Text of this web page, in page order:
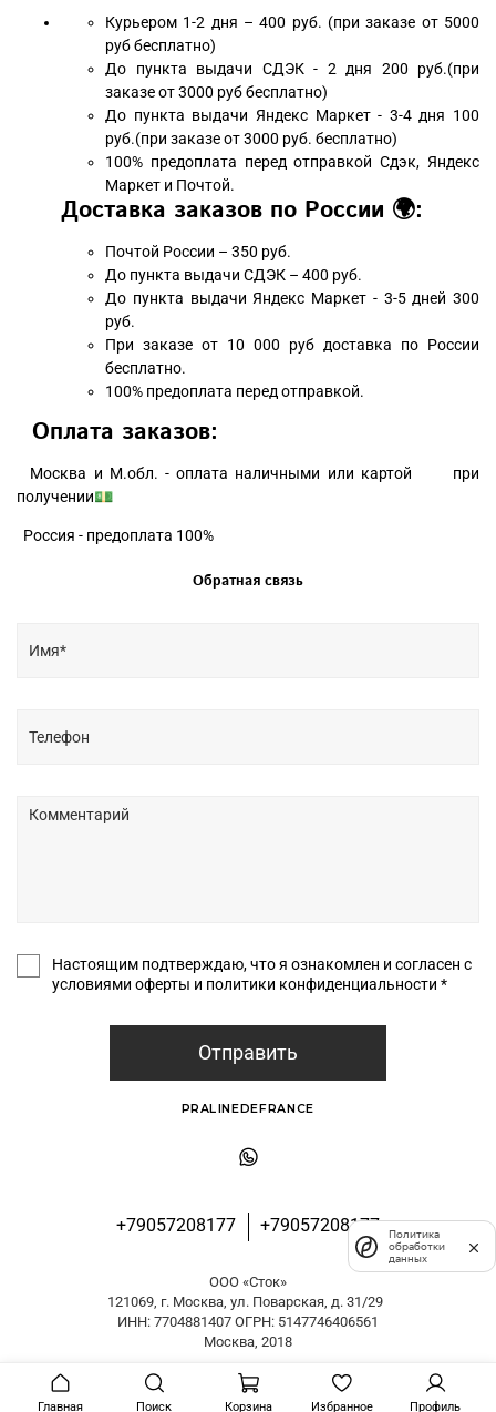
Курьером 1-2 дня – 400 руб. (при заказе от 5000
руб бесплатно)
До пункта выдачи СДЭК - 2 дня 200 руб.(при
заказе от 3000 руб бесплатно)
До пункта выдачи Яндекс Маркет - 3-4 дня 100
руб.(при заказе от 3000 руб. бесплатно)
100% предоплата перед отправкой Сдэк, Яндекс
Маркет и Почтой.
Доставка заказов по России 🌍:
Почтой России – 350 руб.
До пункта выдачи СДЭК – 400 руб.
До пункта выдачи Яндекс Маркет - 3-5 дней 300
руб.
При заказе от 10 000 руб доставка по России
бесплатно.
100% предоплата перед отправкой.
Оплата заказов:
Москва и М.обл. - оплата наличными или картой при
получении💵
Россия - предоплата 100%
Обратная связь
Настоящим подтверждаю, что я ознакомлен и согласен с
условиями оферты и политики конфиденциальности *
Отправить
+79057208177 +79057208177
PRALINEDEFRANCE
ООО «Сток»
121069, г. Москва, ул. Поварская, д. 31/29
ИНН: 7704881407 ОГРН: 5147746406561
Москва, 2018
Главная Поиск Корзина Избранное Профиль
Политика
обработки
данных